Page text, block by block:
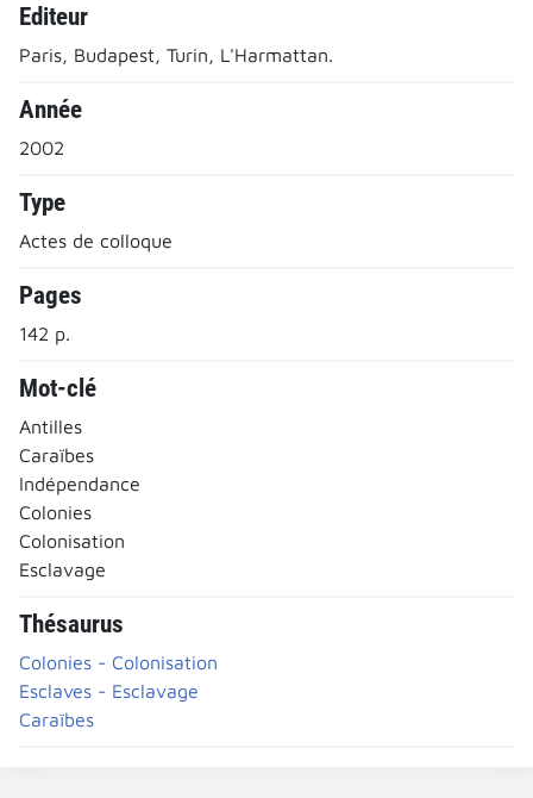
Editeur
Paris, Budapest, Turin, L'Harmattan.
Année
2002
Type
Actes de colloque
Pages
142 p.
Mot-clé
Antilles
Caraïbes
Indépendance
Colonies
Colonisation
Esclavage
Thésaurus
Colonies - Colonisation
Esclaves - Esclavage
Caraïbes